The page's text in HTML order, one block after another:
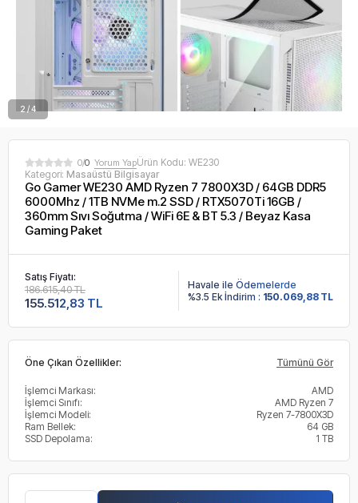
2 / 4
0/0 Yorum YapÜrün Kodu: WE230
Kategori: Masaüstü Bilgisayar
Go Gamer WE230 AMD Ryzen 7 7800X3D / 64GB DDR5
6000Mhz / 1TB NVMe m.2 SSD / RTX5070Ti 16GB /
360mm Sıvı Soğutma / WiFi 6E & BT 5.3 / Beyaz Kasa
Gaming Paket
Satış Fiyatı:
155.512,83 TL
186.615,40 TL
Havale ile Ödemelerde
%3.5 Ek İndirim : 150.069,88 TL
Öne Çıkan Özellikler: Tümünü Gör
İşlemci Markası:
AMD
İşlemci Sınıfı:
AMD Ryzen 7
İşlemci Modeli:
Ryzen 7-7800X3D
Ram Bellek:
64 GB
SSD Depolama:
1 TB